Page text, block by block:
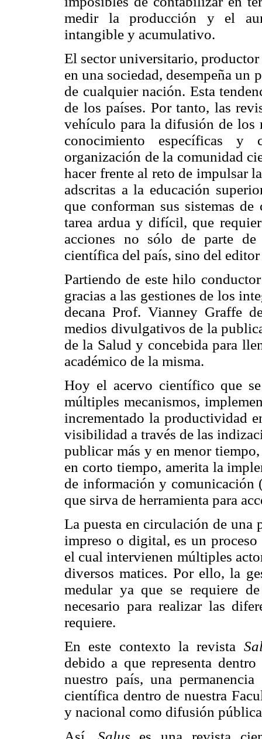
medir la producción y el
intangible y acumulativo.
El sector universitario,
en una sociedad, desempeña
de cualquier nación. Esta
de los países. Por tanto, las
vehículo para la difusión de los
conocimiento específicas
organización de la comunidad
hacer frente al reto de impulsar
adscritas a la educación
que conforman sus sistemas
tarea ardua y difícil, que
acciones no sólo de parte
científica del país, sino del
Partiendo de este hilo
gracias a las gestiones de los
decana Prof. Vianney Graffe
medios divulgativos de la
de la Salud y concebida para
académico de la misma.
Hoy el acervo científico que
múltiples mecanismos,
incrementado la productividad
visibilidad a través de las
publicar más y en menor
en corto tiempo, amerita la
de información y comunicación
que sirva de herramienta para
La puesta en circulación de
impreso o digital, es un
el cual intervienen múltiples
diversos matices. Por ello, la
medular ya que se requiere
necesario para realizar las
requiere.
En este contexto la revista
debido a que representa
nuestro país, una
científica dentro de nuestra
y nacional como difusión